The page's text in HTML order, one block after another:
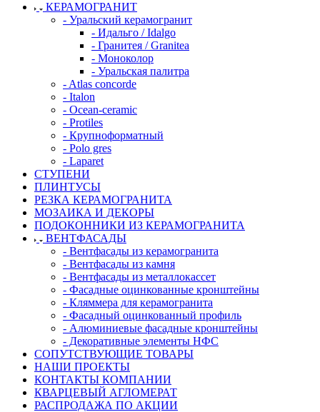
КЕРАМОГРАНИТ
- Уральский керамогранит
- Идальго / Idalgo
- Гранитея / Granitea
- Моноколор
- Уральская палитра
- Atlas concorde
- Italon
- Ocean-ceramic
- Protiles
- Крупноформатный
- Polo gres
- Laparet
СТУПЕНИ
ПЛИНТУСЫ
РЕЗКА КЕРАМОГРАНИТА
МОЗАИКА И ДЕКОРЫ
ПОДОКОННИКИ ИЗ КЕРАМОГРАНИТА
ВЕНТФАСАДЫ
- Вентфасады из керамогранита
- Вентфасады из камня
- Вентфасады из металлокассет
- Фасадные оцинкованные кронштейны
- Кляммера для керамогранита
- Фасадный оцинкованный профиль
- Алюминиевые фасадные кронштейны
- Декоративные элементы НФС
СОПУТСТВУЮЩИЕ ТОВАРЫ
НАШИ ПРОЕКТЫ
КОНТАКТЫ КОМПАНИИ
КВАРЦЕВЫЙ АГЛОМЕРАТ
РАСПРОДАЖА ПО АКЦИИ